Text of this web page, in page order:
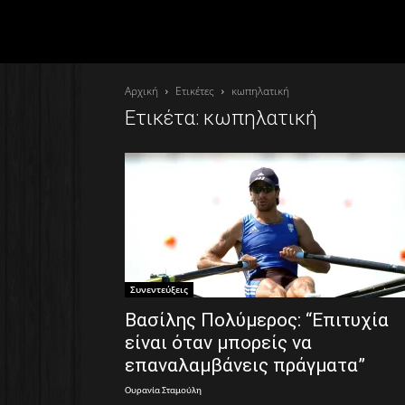
Αρχική Ετικέτες κωπηλατική
Ετικέτα: κωπηλατική
Συνεντεύξεις
Βασίλης Πολύμερος: “Επιτυχία
είναι όταν μπορείς να
επαναλαμβάνεις πράγματα”
Ουρανία Σταμούλη